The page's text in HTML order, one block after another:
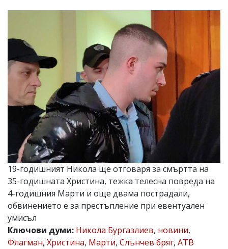
РАЗСЛЕДВАНЕ
ЮГ
Управители:
Веселин
Василев,
email:
v.vasilev@flagman.bg
k.kassabova@flagman.bg
Главен
редактор:
Иван
Колев,
office@flagman.bg
Коментарите
под
статиите
се
19-годишният Никола ще отговаря за смъртта на
35-годишната Христина, тежка телесна повреда на
4-годишния Марти и още двама пострадали,
обвинението е за престъпление при евентуален
умисъл
Ключови думи: Никола Бургазлиев, новини,
Флагман, Христина, Марти, Слънчев бряг, АТВ